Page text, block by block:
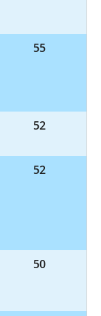
55
52
52
50